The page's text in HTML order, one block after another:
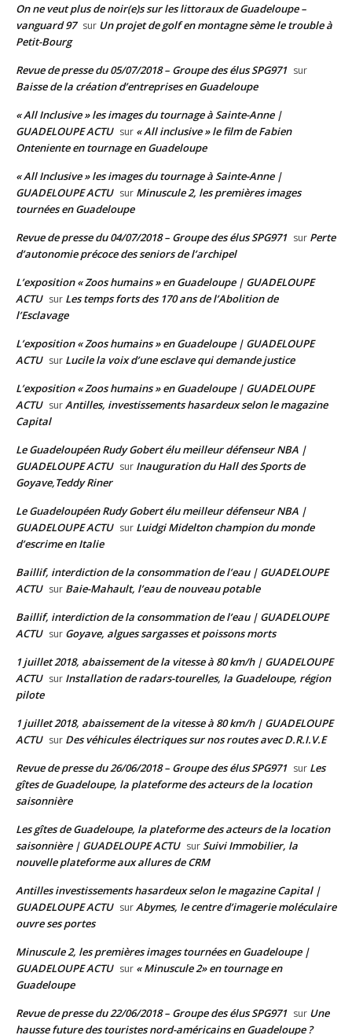
On ne veut plus de noir(e)s sur les littoraux de Guadeloupe –
vanguard 97 sur Un projet de golf en montagne sème le trouble à
Petit-Bourg
Revue de presse du 05/07/2018 – Groupe des élus SPG971 sur
Baisse de la création d’entreprises en Guadeloupe
« All Inclusive » les images du tournage à Sainte-Anne |
GUADELOUPE ACTU sur « All inclusive » le film de Fabien
Onteniente en tournage en Guadeloupe
« All Inclusive » les images du tournage à Sainte-Anne |
GUADELOUPE ACTU sur Minuscule 2, les premières images
tournées en Guadeloupe
Revue de presse du 04/07/2018 – Groupe des élus SPG971 sur Perte
d’autonomie précoce des seniors de l’archipel
L’exposition « Zoos humains » en Guadeloupe | GUADELOUPE
ACTU sur Les temps forts des 170 ans de l’Abolition de
l’Esclavage
L’exposition « Zoos humains » en Guadeloupe | GUADELOUPE
ACTU sur Lucile la voix d’une esclave qui demande justice
L’exposition « Zoos humains » en Guadeloupe | GUADELOUPE
ACTU surAntilles, investissements hasardeux selon le magazine
Capital
Le Guadeloupéen Rudy Gobert élu meilleur défenseur NBA |
GUADELOUPE ACTU sur Inauguration du Hall des Sports de
Goyave,Teddy Riner
Le Guadeloupéen Rudy Gobert élu meilleur défenseur NBA |
GUADELOUPE ACTU sur Luidgi Midelton champion du monde
d’escrime en Italie
Baillif, interdiction de la consommation de l’eau | GUADELOUPE
ACTU sur Baie-Mahault, l’eau de nouveau potable
Baillif, interdiction de la consommation de l’eau | GUADELOUPE
ACTU sur Goyave, algues sargasses et poissons morts
1 juillet 2018, abaissement de la vitesse à 80 km/h | GUADELOUPE
ACTU sur Installation de radars-tourelles, la Guadeloupe, région
pilote
1 juillet 2018, abaissement de la vitesse à 80 km/h | GUADELOUPE
ACTU sur Des véhicules électriques sur nos routes avec D.R.I.V.E
Revue de presse du 26/06/2018 – Groupe des élus SPG971 sur Les
gîtes de Guadeloupe, la plateforme des acteurs de la location
saisonnière
Les gîtes de Guadeloupe, la plateforme des acteurs de la location
saisonnière | GUADELOUPE ACTU sur Suivi Immobilier, la
nouvelle plateforme aux allures de CRM
Antilles investissements hasardeux selon le magazine Capital |
GUADELOUPE ACTU surAbymes, le centre d’imagerie moléculaire
ouvre ses portes
Minuscule 2, les premières images tournées en Guadeloupe |
GUADELOUPE ACTU sur « Minuscule 2» en tournage en
Guadeloupe
Revue de presse du 22/06/2018 – Groupe des élus SPG971 sur Une
hausse future des touristes nord-américains en Guadeloupe ?